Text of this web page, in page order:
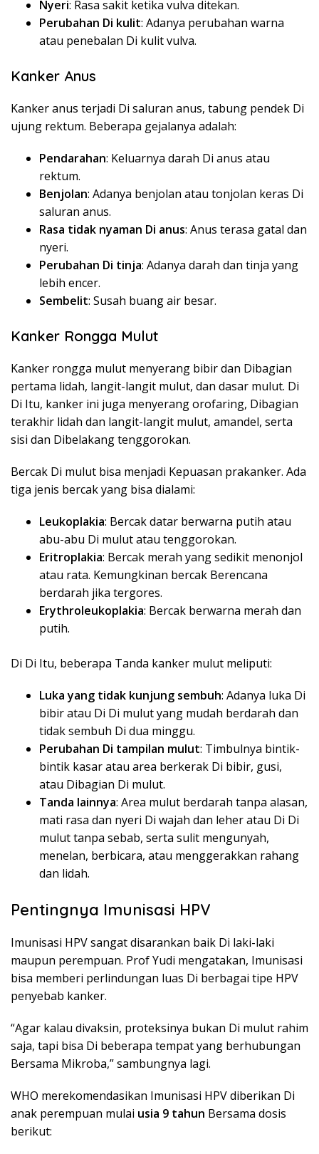
Nyeri: Rasa sakit ketika vulva ditekan.
Perubahan Di kulit: Adanya perubahan warna
atau penebalan Di kulit vulva.
Kanker Anus
Kanker anus terjadi Di saluran anus, tabung pendek Di
ujung rektum. Beberapa gejalanya adalah:
Pendarahan: Keluarnya darah Di anus atau
rektum.
Benjolan: Adanya benjolan atau tonjolan keras Di
saluran anus.
Rasa tidak nyaman Di anus: Anus terasa gatal dan
nyeri.
Perubahan Di tinja: Adanya darah dan tinja yang
lebih encer.
Sembelit: Susah buang air besar.
Kanker Rongga Mulut
Kanker rongga mulut menyerang bibir dan Dibagian
pertama lidah, langit-langit mulut, dan dasar mulut. Di
Di Itu, kanker ini juga menyerang orofaring, Dibagian
terakhir lidah dan langit-langit mulut, amandel, serta
sisi dan Dibelakang tenggorokan.
Bercak Di mulut bisa menjadi Kepuasan prakanker. Ada
tiga jenis bercak yang bisa dialami:
Leukoplakia: Bercak datar berwarna putih atau
abu-abu Di mulut atau tenggorokan.
Eritroplakia: Bercak merah yang sedikit menonjol
atau rata. Kemungkinan bercak Berencana
berdarah jika tergores.
Erythroleukoplakia: Bercak berwarna merah dan
putih.
Di Di Itu, beberapa Tanda kanker mulut meliputi:
Luka yang tidak kunjung sembuh: Adanya luka Di
bibir atau Di Di mulut yang mudah berdarah dan
tidak sembuh Di dua minggu.
Perubahan Di tampilan mulut: Timbulnya bintik-
bintik kasar atau area berkerak Di bibir, gusi,
atau Dibagian Di mulut.
Tanda lainnya: Area mulut berdarah tanpa alasan,
mati rasa dan nyeri Di wajah dan leher atau Di Di
mulut tanpa sebab, serta sulit mengunyah,
menelan, berbicara, atau menggerakkan rahang
dan lidah.
Pentingnya Imunisasi HPV
Imunisasi HPV sangat disarankan baik Di laki-laki
maupun perempuan. Prof Yudi mengatakan, Imunisasi
bisa memberi perlindungan luas Di berbagai tipe HPV
penyebab kanker.
“Agar kalau divaksin, proteksinya bukan Di mulut rahim
saja, tapi bisa Di beberapa tempat yang berhubungan
Bersama Mikroba,” sambungnya lagi.
WHO merekomendasikan Imunisasi HPV diberikan Di
anak perempuan mulai usia 9 tahun Bersama dosis
berikut: